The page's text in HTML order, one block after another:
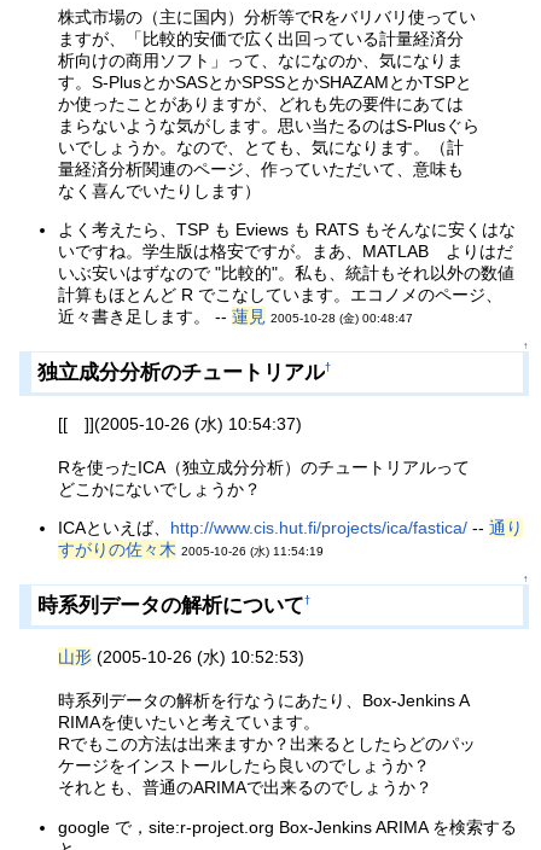
株式市場の（主に国内）分析等でRをバリバリ使ってい
ますが、「比較的安価で広く出回っている計量経済分
析向けの商用ソフト」って、なになのか、気になりま
す。S-PlusとかSASとかSPSSとかSHAZAMとかTSPと
か使ったことがありますが、どれも先の要件にあては
まらないような気がします。思い当たるのはS-Plusぐら
いでしょうか。なので、とても、気になります。（計
量経済分析関連のページ、作っていただいて、意味も
なく喜んでいたりします）
よく考えたら、TSP も Eviews も RATS もそんなに安くはな
いですね。学生版は格安ですが。まあ、MATLAB よりはだ
いぶ安いはずなので "比較的"。私も、統計もそれ以外の数値
計算もほとんど R でこなしています。エコノメのページ、
近々書き足します。 --蓮見 2005-10-28 (金) 00:48:47
↑
独立成分分析のチュートリアル†
[[ ]](2005-10-26 (水) 10:54:37)
Rを使ったICA（独立成分分析）のチュートリアルって
どこかにないでしょうか？
ICAといえば、 http://www.cis.hut.fi/projects/ica/fastica/ --通り
すがりの佐々木 2005-10-26 (水) 11:54:19
↑
時系列データの解析について†
山形 (2005-10-26 (水) 10:52:53)
時系列データの解析を行なうにあたり、Box-Jenkins A
RIMAを使いたいと考えています。
Rでもこの方法は出来ますか？出来るとしたらどのパッ
ケージをインストールしたら良いのでしょうか？
それとも、普通のARIMAで出来るのでしょうか？
google で，site:r-project.org Box-Jenkins ARIMA を検索する